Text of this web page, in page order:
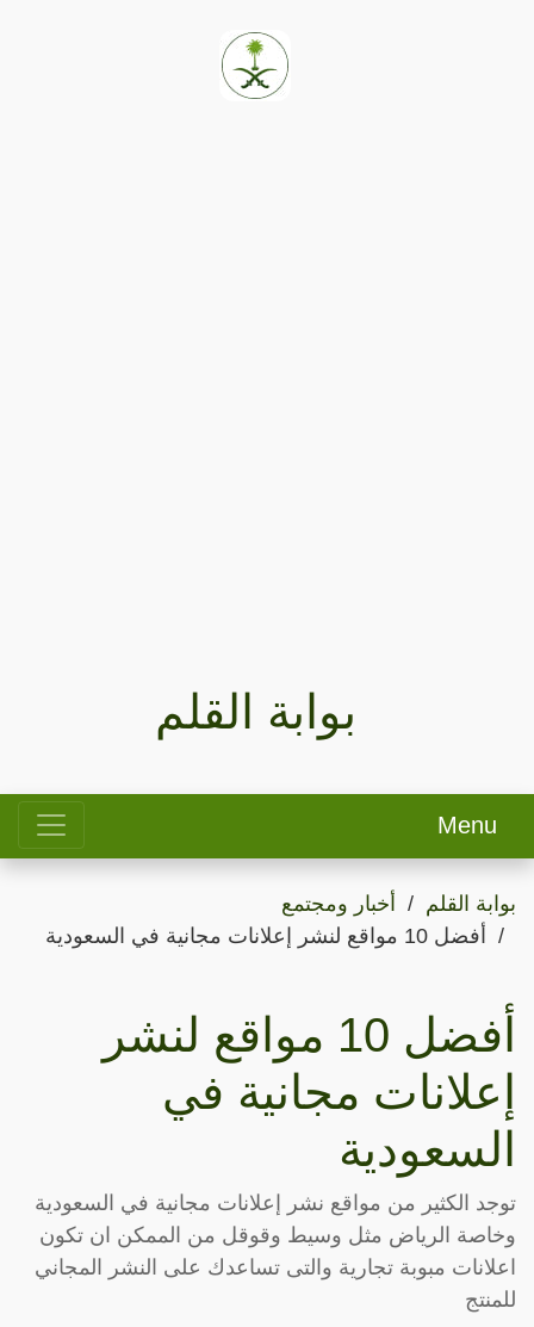
بوابة القلم
Menu
بوابة القلم
أخبار ومجتمع
أفضل 10 مواقع لنشر إعلانات مجانية في السعودية
أفضل 10 مواقع لنشر
إعلانات مجانية في
السعودية
توجد الكثير من مواقع نشر إعلانات مجانية في السعودية
وخاصة الرياض مثل وسيط وقوقل من الممكن ان تكون
اعلانات مبوبة تجارية والتى تساعدك على النشر المجاني
للمنتج